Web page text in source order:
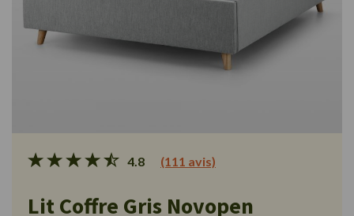
4.8 (111 avis)
Lit Coffre Gris Novopen